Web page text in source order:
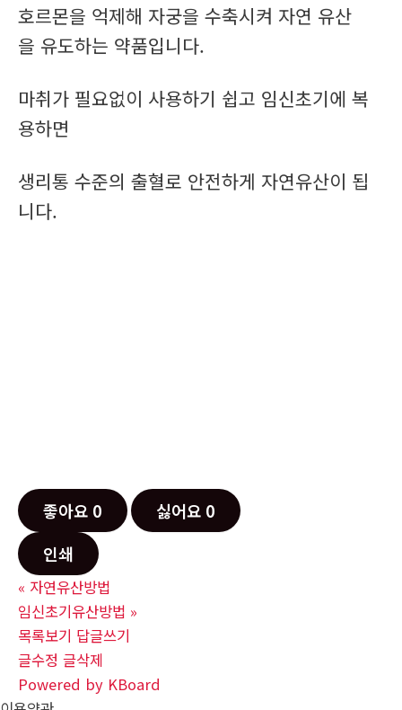
호르몬을 억제해 자궁을 수축시켜 자연 유산
을 유도하는 약품입니다.
마취가 필요없이 사용하기 쉽고 임신초기에 복
용하면
생리통 수준의 출혈로 안전하게 자연유산이 됩
니다.
좋아요 0 싫어요 0
인쇄
« 자연유산방법
임신초기유산방법 »
목록보기 답글쓰기
글수정 글삭제
Powered by KBoard